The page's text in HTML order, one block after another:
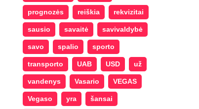
prognozės reiškia rekvizitai
sausio savaitė savivaldybė
savo spalio sporto
transporto UAB USD už
vandenys Vasario VEGAS
Vegaso yra šansai